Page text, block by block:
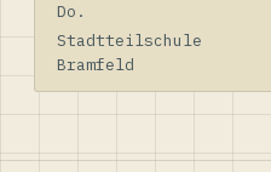
Do.
Stadtteilschule
Bramfeld